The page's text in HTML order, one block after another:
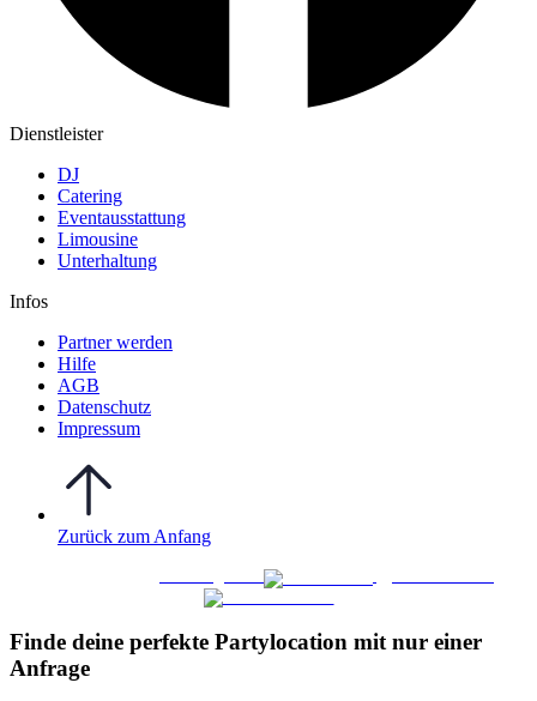
Dienstleister
DJ
Catering
Eventausstattung
Limousine
Unterhaltung
Infos
Partner werden
Hilfe
AGB
Datenschutz
Impressum
Zurück zum Anfang
Finde deine perfekte Partylocation mit nur einer
Anfrage​